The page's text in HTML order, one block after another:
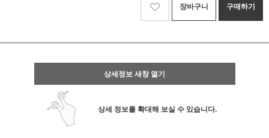
장바구니 구매하기
상세정보 새창 열기
상세 정보를 확대해 보실 수 있습니다.